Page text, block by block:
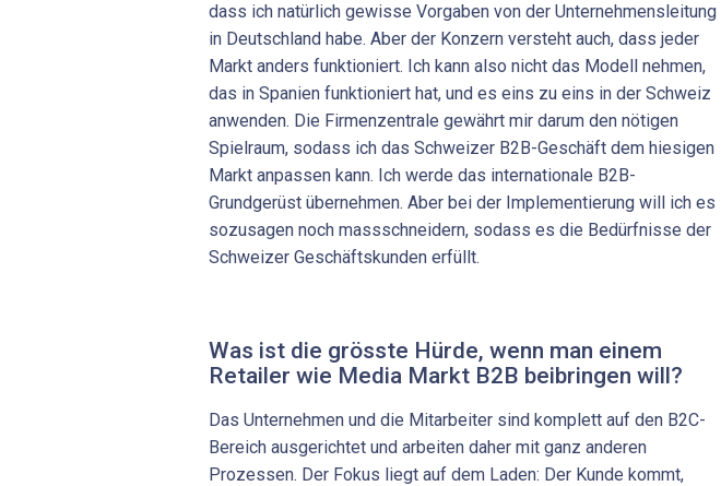
dass ich natürlich gewisse Vorgaben von der Unternehmensleitung
in Deutschland habe. Aber der Konzern versteht auch, dass jeder
Markt anders funktioniert. Ich kann also nicht das Modell nehmen,
das in Spanien funktioniert hat, und es eins zu eins in der Schweiz
anwenden. Die Firmenzentrale gewährt mir darum den nötigen
Spielraum, sodass ich das Schweizer B2B-Geschäft dem hiesigen
Markt anpassen kann. Ich werde das internationale B2B-
Grundgerüst übernehmen. Aber bei der Implementierung will ich es
sozusagen noch massschneidern, sodass es die Bedürfnisse der
Schweizer Geschäftskunden erfüllt.
Was ist die grösste Hürde, wenn man einem
Retailer wie Media Markt B2B beibringen will?
Das Unternehmen und die Mitarbeiter sind komplett auf den B2C-
Bereich ausgerichtet und arbeiten daher mit ganz anderen
Prozessen. Der Fokus liegt auf dem Laden: Der Kunde kommt,